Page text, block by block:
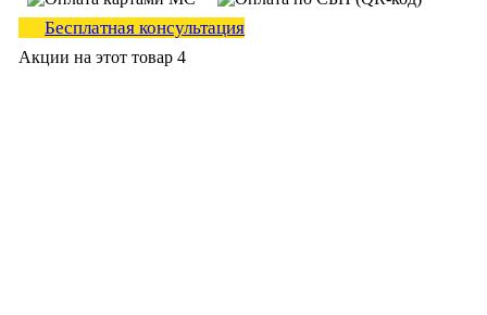
Бесплатная консультация
Акции на этот товар 4